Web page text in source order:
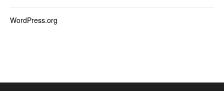
WordPress.org